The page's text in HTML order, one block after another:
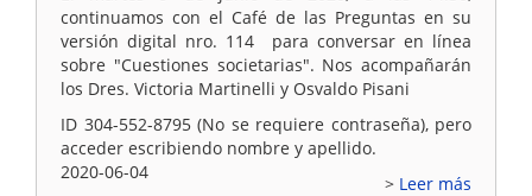
continuamos con el Café de las Preguntas en su
versión digital nro. 114 para conversar en línea
sobre "Cuestiones societarias". Nos acompañarán
los Dres. Victoria Martinelli y Osvaldo Pisani
ID 304-552-8795 (No se requiere contraseña), pero
acceder escribiendo nombre y apellido.
2020-06-04
Leer más